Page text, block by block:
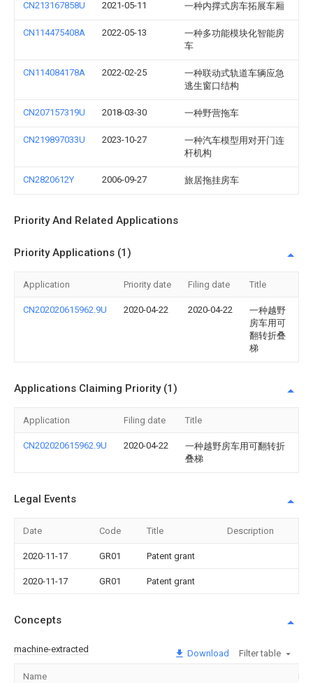
CN213167858U 2021-05-11 一种内撑式房车拓展车厢
CN114475408A 2022-05-13
一种多功能模块化智能房
车
CN114084178A 2022-02-25
一种联动式轨道车辆应急
逃生窗口结构
CN207157319U 2018-03-30 一种野营拖车
CN219897033U 2023-10-27
一种汽车模型用对开门连
杆机构
CN2820612Y 2006-09-27 旅居拖挂房车
Priority And Related Applications
Priority Applications (1)
Application Priority date Filing date Title
CN202020615962.9U 2020-04-22 2020-04-22
一种越野
房车用可
翻转折叠
梯
Applications Claiming Priority (1)
Application Filing date Title
CN202020615962.9U 2020-04-22
一种越野房车用可翻转折
叠梯
Legal Events
Date Code Title Description
2020-11-17 GR01 Patent grant
2020-11-17 GR01 Patent grant
Concepts
machine-extracted Download Filter table
Name